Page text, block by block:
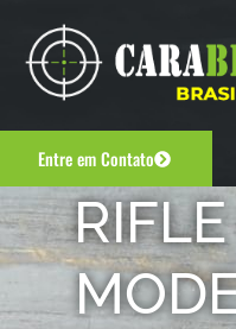
Entre em Contato